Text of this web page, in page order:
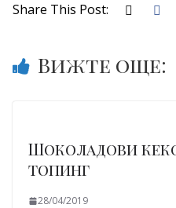
Share This Post:
Вижте още:
Шоколадови
топинг
28/04/2019